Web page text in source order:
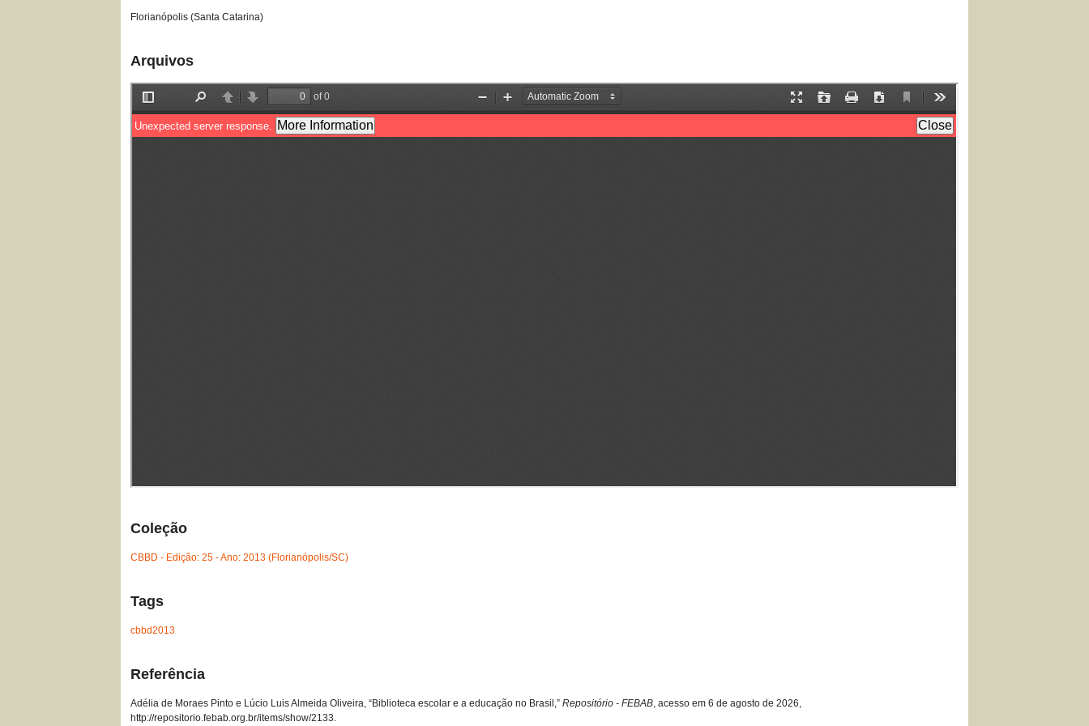
Florianópolis (Santa Catarina)
Arquivos
Coleção
CBBD - Edição: 25 - Ano: 2013 (Florianópolis/SC)
Tags
cbbd2013
Referência
Adélia de Moraes Pinto e Lúcio Luis Almeida Oliveira, “Biblioteca escolar e a educação no Brasil,”Repositório - FEBAB, acesso em 6 de agosto de 2026,
http://repositorio.febab.org.br/items/show/2133.